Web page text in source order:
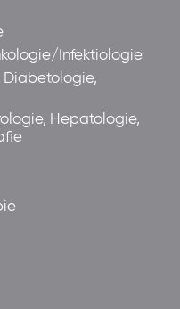
Infektiologie
Diabetologie,
Hepatologie,